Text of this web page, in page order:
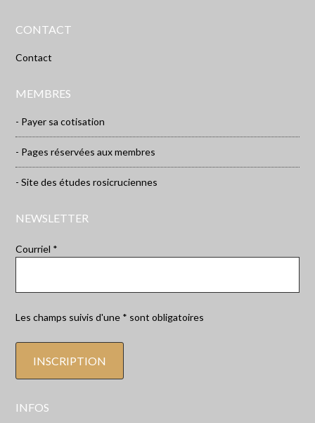
CONTACT
Contact
MEMBRES
- Payer sa cotisation
- Pages réservées aux membres
- Site des études rosicruciennes
NEWSLETTER
Courriel *
Les champs suivis d'une * sont obligatoires
INFOS